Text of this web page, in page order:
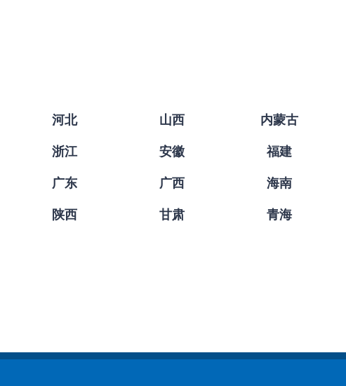
河北 山西 内蒙古
浙江 安徽 福建
广东 广西 海南
陕西 甘肃 青海